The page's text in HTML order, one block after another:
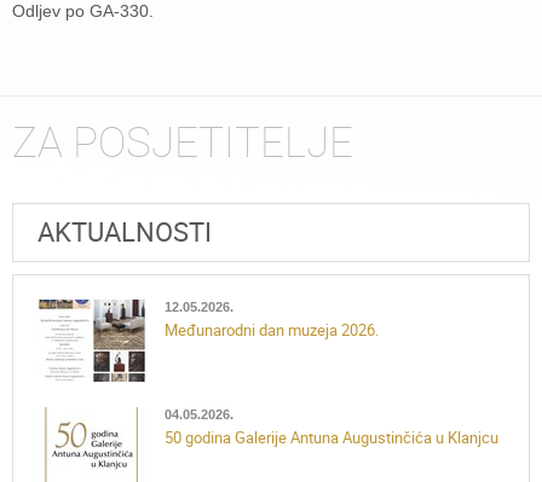
Odljev po GA-330.
ZA POSJETITELJE
AKTUALNOSTI
12.05.2026.
Međunarodni dan muzeja 2026.
04.05.2026.
50 godina Galerije Antuna Augustinčića u Klanjcu